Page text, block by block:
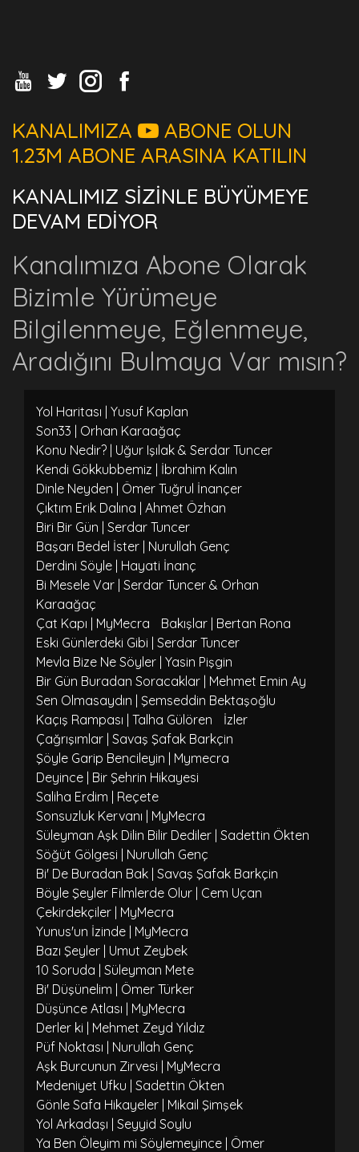
KANALIMIZA
ABONE OLUN
1.23M ABONE ARASINA KATILIN
KANALIMIZ SİZİNLE BÜYÜMEYE
DEVAM EDİYOR
Kanalımıza Abone Olarak
Bizimle Yürümeye
Bilgilenmeye, Eğlenmeye,
Aradığını Bulmaya Var mısın?
Yol Haritası | Yusuf Kaplan
Son33 | Orhan Karaağaç
Konu Nedir? | Uğur Işılak & Serdar Tuncer
Kendi Gökkubbemiz | İbrahim Kalın
Dinle Neyden | Ömer Tuğrul İnançer
Çıktım Erik Dalına | Ahmet Özhan
Biri Bir Gün | Serdar Tuncer
Başarı Bedel İster | Nurullah Genç
Derdini Söyle | Hayati İnanç
Bi Mesele Var | Serdar Tuncer & Orhan
Karaağaç
Çat Kapı | MyMecra
Bakışlar | Bertan Rona
Eski Günlerdeki Gibi | Serdar Tuncer
Mevla Bize Ne Söyler | Yasin Pişgin
Bir Gün Buradan Soracaklar | Mehmet Emin Ay
Sen Olmasaydın | Şemseddin Bektaşoğlu
Kaçış Rampası | Talha Gülören
İzler
Çağrışımlar | Savaş Şafak Barkçin
Şöyle Garip Bencileyin | Mymecra
Deyince | Bir Şehrin Hikayesi
Saliha Erdim | Reçete
Sonsuzluk Kervanı | MyMecra
Süleyman Aşk Dilin Bilir Dediler | Sadettin Ökten
Söğüt Gölgesi | Nurullah Genç
Bi' De Buradan Bak | Savaş Şafak Barkçin
Böyle Şeyler Filmlerde Olur | Cem Uçan
Çekirdekçiler | MyMecra
Yunus'un İzinde | MyMecra
Bazı Şeyler | Umut Zeybek
10 Soruda | Süleyman Mete
Bi' Düşünelim | Ömer Türker
Düşünce Atlası | MyMecra
Derler ki | Mehmet Zeyd Yıldız
Püf Noktası | Nurullah Genç
Aşk Burcunun Zirvesi | MyMecra
Medeniyet Ufku | Sadettin Ökten
Gönle Safa Hikayeler | Mikail Şimşek
Yol Arkadaşı | Seyyid Soylu
Ya Ben Öleyim mi Söylemeyince | Ömer